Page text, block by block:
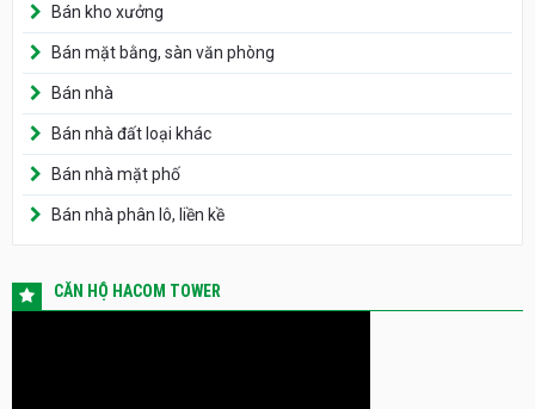
Bán kho xưởng
Bán mặt bằng, sàn văn phòng
Bán nhà
Bán nhà đất loại khác
Bán nhà mặt phố
Bán nhà phân lô, liền kề
CĂN HỘ HACOM TOWER